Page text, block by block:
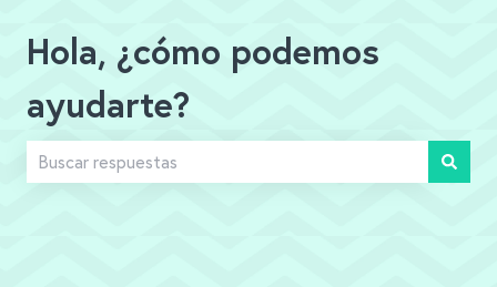
Hola, ¿cómo podemos
ayudarte?